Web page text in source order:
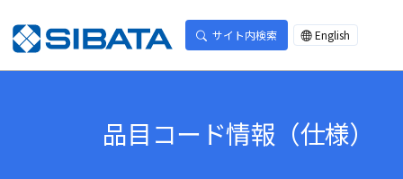
サイト内検索 English
品目コード情報（仕様）